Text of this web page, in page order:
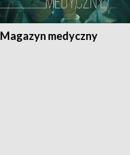
Magazyn medyczny